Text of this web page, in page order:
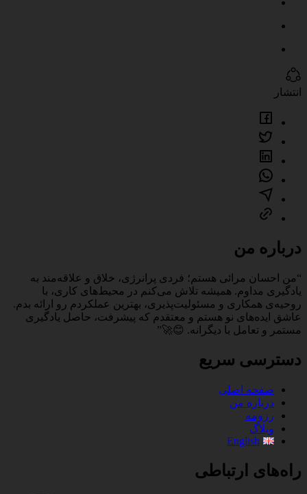
انتشار
درباره من
“من احسان مرائی هستم؛ فردی پرانرژی، خلاق و علاقه‌مند به
یادگیری مداوم. همیشه تلاش می‌کنم در محیط‌های کاری، با
روحیه‌ی همکاری و مسئولیت‌پذیری، بهترین عملکردم رو ارائه بدم.
عاشق ایده‌های نو هستم و معتقدم که پیشرفت، حاصل یادگیری
مستمر و تعامل با دیگرانه. 😊🚀”
دسترسی سریع
صفحه اصلی
درباره من
رزومه
وبلاگ
English
راه‌های ارتباطی